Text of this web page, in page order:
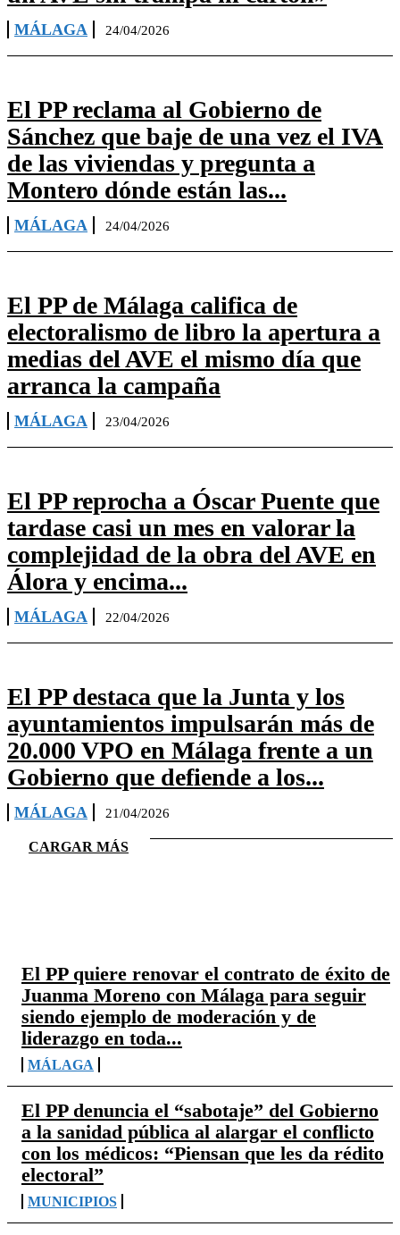
MÁLAGA 24/04/2026
El PP reclama al Gobierno de
Sánchez que baje de una vez el IVA
de las viviendas y pregunta a
Montero dónde están las...
MÁLAGA 24/04/2026
El PP de Málaga califica de
electoralismo de libro la apertura a
medias del AVE el mismo día que
arranca la campaña
MÁLAGA 23/04/2026
El PP reprocha a Óscar Puente que
tardase casi un mes en valorar la
complejidad de la obra del AVE en
Álora y encima...
MÁLAGA 22/04/2026
El PP destaca que la Junta y los
ayuntamientos impulsarán más de
20.000 VPO en Málaga frente a un
Gobierno que defiende a los...
MÁLAGA 21/04/2026
CARGAR MÁS
El PP quiere renovar el contrato de éxito de
Juanma Moreno con Málaga para seguir
siendo ejemplo de moderación y de
liderazgo en toda...
MÁLAGA
El PP denuncia el “sabotaje” del Gobierno
a la sanidad pública al alargar el conflicto
con los médicos: “Piensan que les da rédito
electoral”
MUNICIPIOS